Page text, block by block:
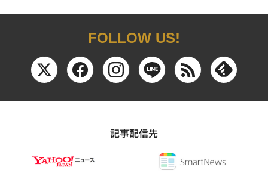
FOLLOW US!
記事配信先